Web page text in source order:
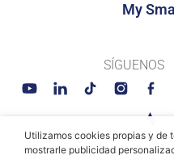
My
SÍGUENOS
Utilizamos cookies propias y de
mostrarle publicidad